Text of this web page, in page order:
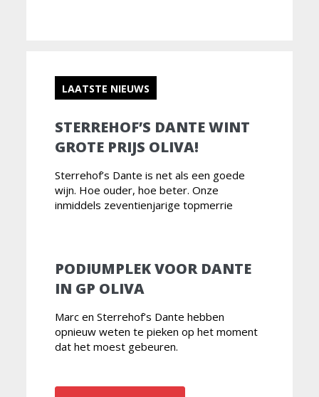
LAATSTE NIEUWS
STERREHOF’S DANTE WINT
GROTE PRIJS OLIVA!
Sterrehof’s Dante is net als een goede
wijn. Hoe ouder, hoe beter. Onze
inmiddels zeventienjarige topmerrie
PODIUMPLEK VOOR DANTE
IN GP OLIVA
Marc en Sterrehof’s Dante hebben
opnieuw weten te pieken op het moment
dat het moest gebeuren.